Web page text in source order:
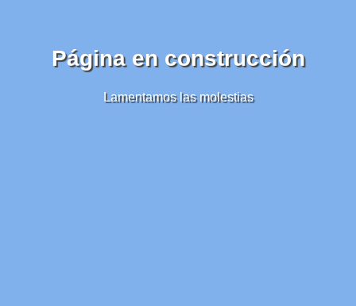
Página en construcción
Lamentamos las molestias